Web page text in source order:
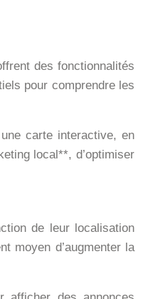
des fonctionnalités
pour comprendre les
carte interactive, en
local**, d’optimiser
de leur localisation
moyen d’augmenter la